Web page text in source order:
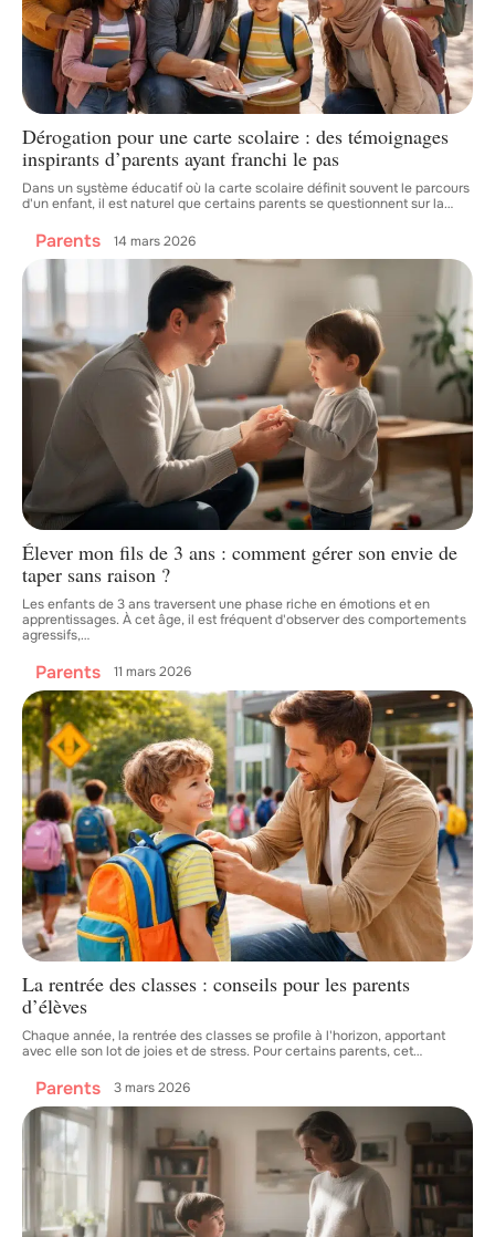
Dérogation pour une carte scolaire : des témoignages
inspirants d’parents ayant franchi le pas
Dans un système éducatif où la carte scolaire définit souvent le parcours
d'un enfant, il est naturel que certains parents se questionnent sur la…
Parents 14 mars 2026
Élever mon fils de 3 ans : comment gérer son envie de
taper sans raison ?
Les enfants de 3 ans traversent une phase riche en émotions et en
apprentissages. À cet âge, il est fréquent d'observer des comportements
agressifs,…
Parents 11 mars 2026
La rentrée des classes : conseils pour les parents
d’élèves
Chaque année, la rentrée des classes se profile à l'horizon, apportant
avec elle son lot de joies et de stress. Pour certains parents, cet…
Parents 3 mars 2026